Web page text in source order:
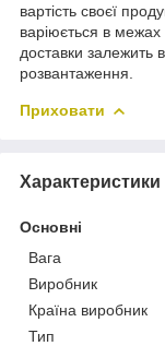
вартість своєї
варіюється в
доставки залежить
розвантаження.
Приховати
Характеристики
Основні
Вага
Виробник
Країна виробник
Тип